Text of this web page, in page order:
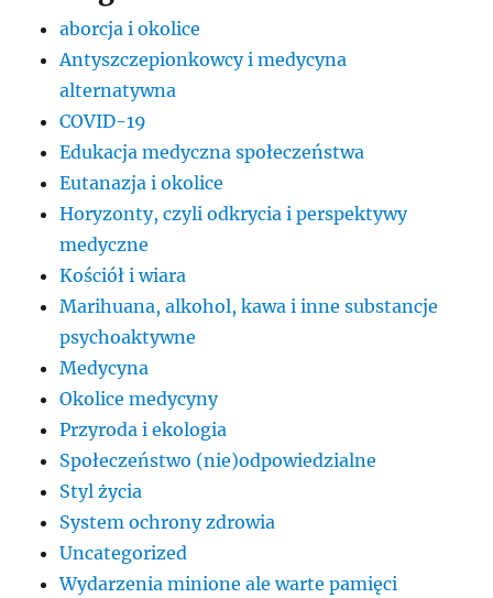
aborcja i okolice
Antyszczepionkowcy i medycyna
alternatywna
COVID-19
Edukacja medyczna społeczeństwa
Eutanazja i okolice
Horyzonty, czyli odkrycia i perspektywy
medyczne
Kościół i wiara
Marihuana, alkohol, kawa i inne substancje
psychoaktywne
Medycyna
Okolice medycyny
Przyroda i ekologia
Społeczeństwo (nie)odpowiedzialne
Styl życia
System ochrony zdrowia
Uncategorized
Wydarzenia minione ale warte pamięci